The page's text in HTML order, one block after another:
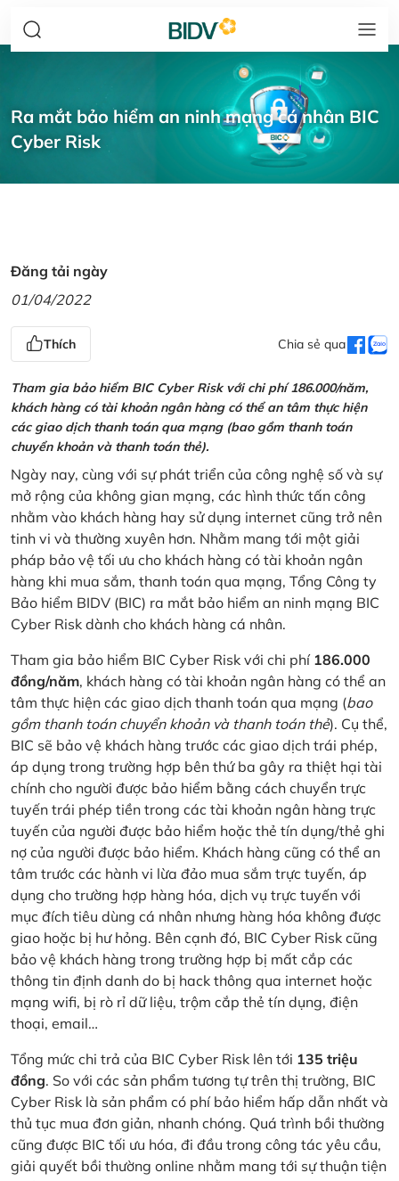
Ra mắt bảo hiểm an ninh mạng cá nhân BIC
Cyber Risk
Đăng tải ngày
01/04/2022
Thích Chia sẻ qua
Tham gia bảo hiểm BIC Cyber Risk với chi phí 186.000/năm,
khách hàng có tài khoản ngân hàng có thể an tâm thực hiện
các giao dịch thanh toán qua mạng (bao gồm thanh toán
chuyển khoản và thanh toán thẻ).
Ngày nay, cùng với sự phát triển của công nghệ số và sự
mở rộng của không gian mạng, các hình thức tấn công
nhằm vào khách hàng hay sử dụng internet cũng trở nên
tinh vi và thường xuyên hơn. Nhằm mang tới một giải
pháp bảo vệ tối ưu cho khách hàng có tài khoản ngân
hàng khi mua sắm, thanh toán qua mạng, Tổng Công ty
Bảo hiểm BIDV (BIC) ra mắt bảo hiểm an ninh mạng BIC
Cyber Risk dành cho khách hàng cá nhân.
Tham gia bảo hiểm BIC Cyber Risk với chi phí 186.000
đồng/năm, khách hàng có tài khoản ngân hàng có thể an
tâm thực hiện các giao dịch thanh toán qua mạng (bao
gồm thanh toán chuyển khoản và thanh toán thẻ). Cụ thể,
BIC sẽ bảo vệ khách hàng trước các giao dịch trái phép,
áp dụng trong trường hợp bên thứ ba gây ra thiệt hại tài
chính cho người được bảo hiểm bằng cách chuyển trực
tuyến trái phép tiền trong các tài khoản ngân hàng trực
tuyến của người được bảo hiểm hoặc thẻ tín dụng/thẻ ghi
nợ của người được bảo hiểm. Khách hàng cũng có thể an
tâm trước các hành vi lừa đảo mua sắm trực tuyến, áp
dụng cho trường hợp hàng hóa, dịch vụ trực tuyến với
mục đích tiêu dùng cá nhân nhưng hàng hóa không được
giao hoặc bị hư hỏng. Bên cạnh đó, BIC Cyber Risk cũng
bảo vệ khách hàng trong trường hợp bị mất cắp các
thông tin định danh do bị hack thông qua internet hoặc
mạng wifi, bị rò rỉ dữ liệu, trộm cắp thẻ tín dụng, điện
thoại, email…
Tổng mức chi trả của BIC Cyber Risk lên tới 135 triệu
đồng. So với các sản phẩm tương tự trên thị trường, BIC
Cyber Risk là sản phẩm có phí bảo hiểm hấp dẫn nhất và
thủ tục mua đơn giản, nhanh chóng. Quá trình bồi thường
cũng được BIC tối ưu hóa, đi đầu trong công tác yêu cầu,
giải quyết bồi thường online nhằm mang tới sự thuận tiện